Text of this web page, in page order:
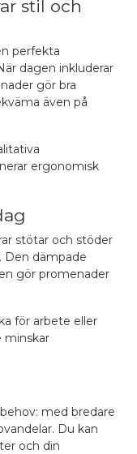
stil och
perfekta
dagen inkluderar
gör bra
även på
ergonomisk
stötar och stöder
Den dämpade
gör promenader
för arbete eller
minskar
med bredare
Du kan
och din